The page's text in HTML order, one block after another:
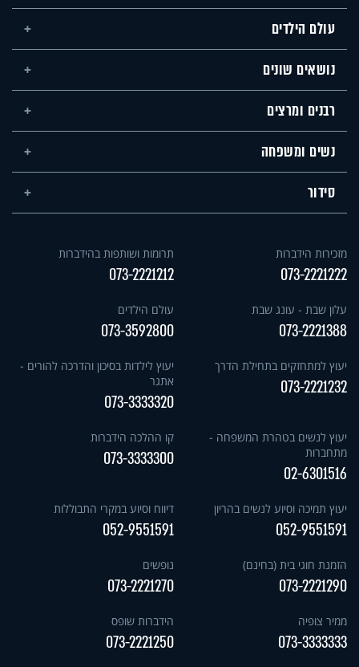
עולם הילדים
נושאים שונים
רבנים ומרצים
נשים ומשפחה
סידור
מזכירות הידברות
073-2221222
תרומות ושותפות בהידברות
073-2221212
עלון שבת - עונג שבת
073-2221388
עולם הילדים
073-3592800
יעוץ למתחזקים בתחילת הדרך
073-2221232
יעוץ לילדות בסיכון והדרכה להורים -
אתגר
073-3333320
יעוץ לנשים בטהרת המשפחה -
מתחברות
02-6301516
קו ההלכה הידברות
073-3333300
יעוץ תמיכה וסיוע לנשים בהריון
052-9551591
דיווח וסיוע במקרי התבוללות
052-9551591
הזמנת חוגי בית (בחינם)
073-2221290
נופשים
073-2221270
ממיר צופיה
073-3333333
הידברות שופס
073-2221250